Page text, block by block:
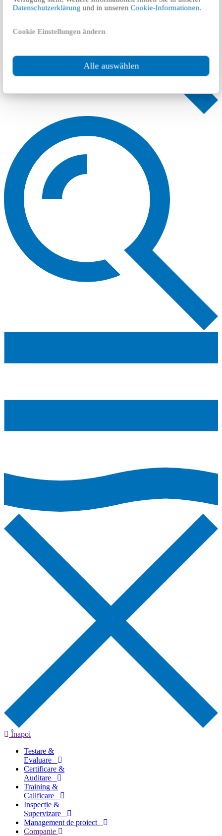
Datenschutzerklärung und in unserenCookie-Informationen.
Cookie Einstellungen ändern
Alle auswählen
Înapoi
Testare &
Evaluare
Certificare &
Auditare
Training &
Calificare
Inspecție &
Supervizare
Management de proiect
Companie